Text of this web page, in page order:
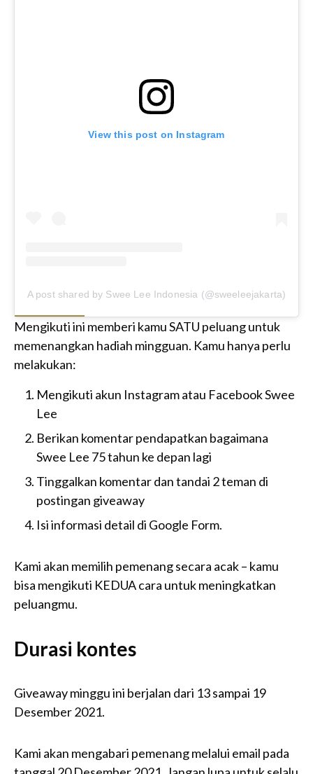
View this post on Instagram
A post shared by Swee Lee Indonesia (@sweeleejakarta)
Mengikuti ini memberi kamu SATU peluang untuk
memenangkan hadiah mingguan. Kamu hanya perlu
melakukan:
Mengikuti akun Instagram atau Facebook Swee
Lee
Berikan komentar pendapatkan bagaimana
Swee Lee 75 tahun ke depan lagi
Tinggalkan komentar dan tandai 2 teman di
postingan giveaway
Isi informasi detail di Google Form.
Kami akan memilih pemenang secara acak – kamu
bisa mengikuti KEDUA cara untuk meningkatkan
peluangmu.
Durasi kontes
Giveaway minggu ini berjalan dari 13 sampai 19
Desember 2021.
Kami akan mengabari pemenang melalui email pada